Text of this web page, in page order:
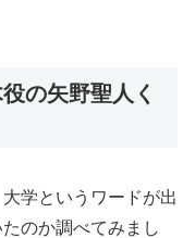
の矢野聖人く
学というワードが出
のか調べてみまし